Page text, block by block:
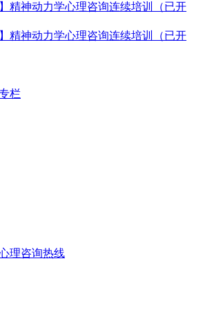
】精神动力学心理咨询连续培训（已开
】精神动力学心理咨询连续培训（已开
栏
理咨询热线